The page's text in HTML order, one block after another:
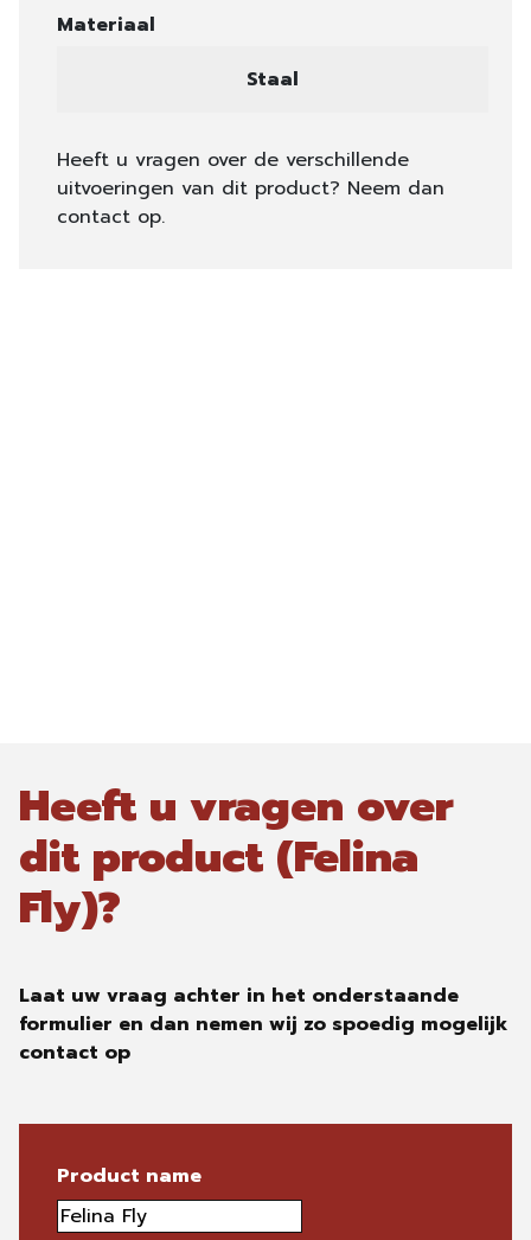
Materiaal
Staal
Heeft u vragen over de verschillende
uitvoeringen van dit product? Neem dan
contact op.
Heeft u vragen over
dit product (Felina
Fly)?
Laat uw vraag achter in het onderstaande
formulier en dan nemen wij zo spoedig mogelijk
contact op
Product name